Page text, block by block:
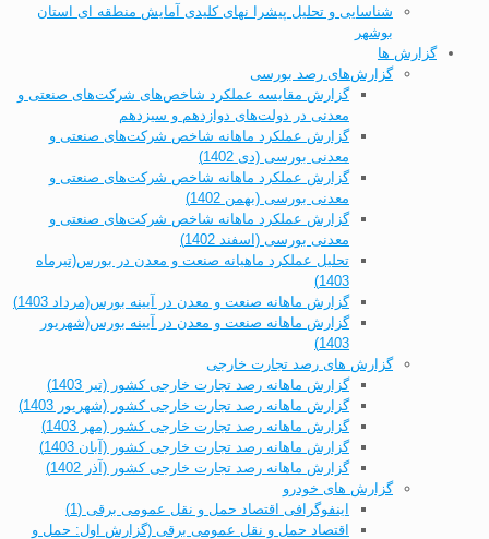
شناسایی و تحلیل پیشرا نهای کلیدی آمایش منطقه ای استان
بوشهر
گزارش ها
گزارش‌های رصد بورسی
گزارش مقایسه عملکرد شاخص‌های شرکت‌های صنعتی و
معدنی در دولت‌های دوازدهم و سیزدهم
گزارش عملکرد ماهانه شاخص شرکت‌های صنعتی و
معدنی بورسی (دی 1402)
گزارش عملکرد ماهانه شاخص شرکت‌های صنعتی و
معدنی بورسی (بهمن 1402)
گزارش عملکرد ماهانه شاخص شرکت‌های صنعتی و
معدنی بورسی (اسفند 1402)
تحلیل عملکرد ماهیانه صنعت و معدن در بورس(تیرماه
1403)
گزارش ماهانه صنعت و معدن در آیینه بورس(مرداد 1403)
گزارش ماهانه صنعت و معدن در آیینه بورس(شهریور
1403)
گزارش های رصد تجارت خارجی
گزارش ماهانه رصد تجارت خارجی کشور (تیر 1403)
گزارش ماهانه رصد تجارت خارجی کشور (شهریور 1403)
گزارش ماهانه رصد تجارت خارجی کشور (مهر 1403)
گزارش ماهانه رصد تجارت خارجی کشور (آبان 1403)
گزارش ماهانه رصد تجارت خارجی کشور (آذر 1402)
گزارش های خودرو
اینفوگرافی اقتصاد حمل و نقل عمومی برقی (1)
اقتصاد حمل و نقل عمومی برقی (گزارش اول: حمل و